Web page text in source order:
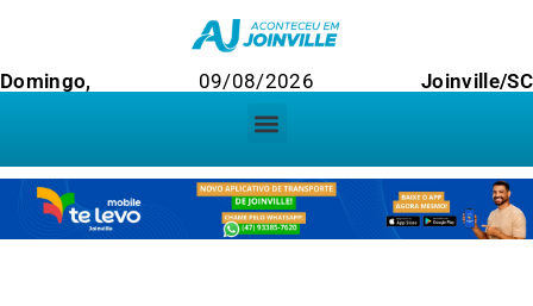
Domingo, 09/08/2026 Joinville/SC